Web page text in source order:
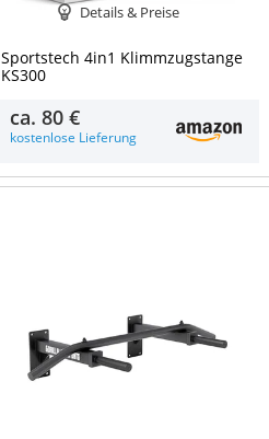
Details & Preise
Sportstech 4in1 Klimmzugstange
KS300
ca.80 €
kostenlose Lieferung